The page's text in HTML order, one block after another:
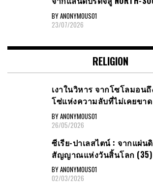
BY ANONYMOUS01
23/07/2026
RELIGION
เงาในวิหาร จากโซโลมอน
โซ่แห่งความลับที่ไม่เคยขา
BY ANONYMOUS01
26/05/2026
ซีเรีย​-ปาเลสไตน์​ : จากแผ่
สัญญาณ​แห่งวันสิ้นโลก​ (35)
BY ANONYMOUS01
02/03/2026